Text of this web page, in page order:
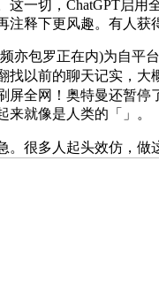
切，ChatGPT启用
释下更风趣。有人
包罗正在内)为自平台
以前的聊天记实，大
屏全网！奥特曼还暂
就像是人类的「」。
多人起头效仿，做这